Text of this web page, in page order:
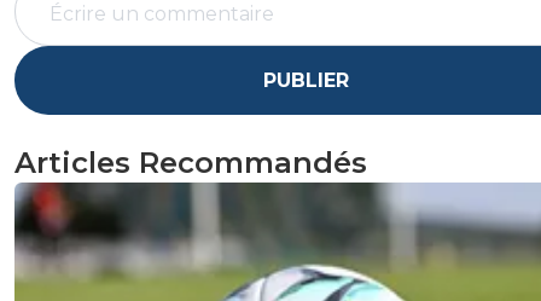
PUBLIER
Articles Recommandés